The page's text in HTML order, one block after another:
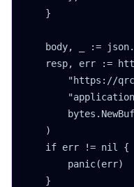
    }
body, _ :=
resp, err :=
"https://
    )
    if err != nil {
        panic(err)
    }